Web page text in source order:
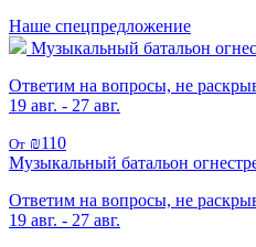
Наше спецпредложение
Музыкальный батальон
Ответим на вопросы, не
19 авг. - 27 авг.
От ₪110
Музыкальный батальон
Ответим на вопросы, не
19 авг. - 27 авг.